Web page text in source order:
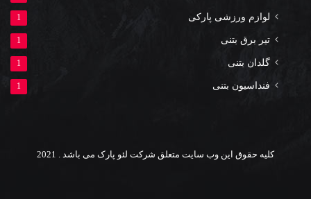
لوازم ورزشی پارکی 1
تیر برق بتنی 1
گلدان بتنی 1
فنداسیون بتنی 1
کلیه حقوق این وب سایت متعلق شرکت لئو پارک می باشد . 2021